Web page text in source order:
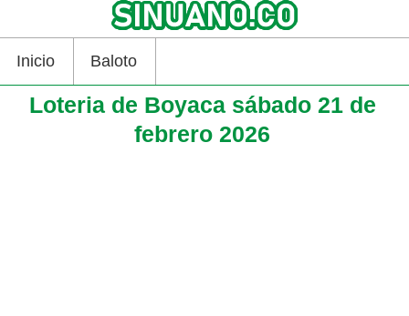
Inicio Baloto
Loteria de Boyaca sábado 21 de
febrero 2026